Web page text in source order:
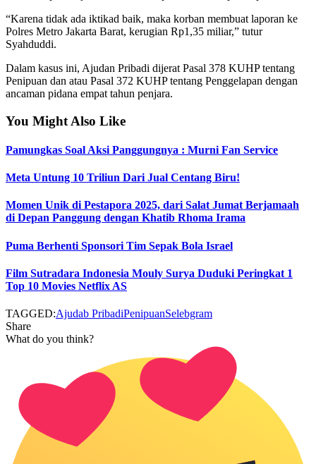
“Karena tidak ada iktikad baik, maka korban membuat laporan ke
Polres Metro Jakarta Barat, kerugian Rp1,35 miliar,” tutur
Syahduddi.
Dalam kasus ini, Ajudan Pribadi dijerat Pasal 378 KUHP tentang
Penipuan dan atau Pasal 372 KUHP tentang Penggelapan dengan
ancaman pidana empat tahun penjara.
You Might Also Like
Pamungkas Soal Aksi Panggungnya : Murni Fan Service
Meta Untung 10 Triliun Dari Jual Centang Biru!
Momen Unik di Pestapora 2025, dari Salat Jumat Berjamaah
di Depan Panggung dengan Khatib Rhoma Irama
Puma Berhenti Sponsori Tim Sepak Bola Israel
Film Sutradara Indonesia Mouly Surya Duduki Peringkat 1
Top 10 Movies Netflix AS
TAGGED:Ajudab PribadiPenipuanSelebgram
Share
What do you think?